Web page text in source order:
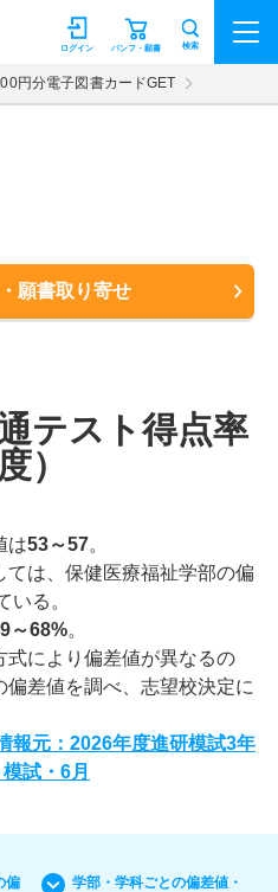
パンフ・願書
ログイン 検索
円分電子図書カードGET
願書取り寄せ
テスト得点率
）
は53～57。
ては、保健医療福祉学部の偏
いる。
～68%。
式により偏差値が異なるの
偏差値を調べ、志望校決定に
報元：2026年度進研模試3年
試・6月
偏
学部・学科ごとの偏差値・